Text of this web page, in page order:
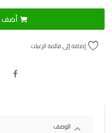
أضف
إضافة إلى قائمة الرغبات
الوصف